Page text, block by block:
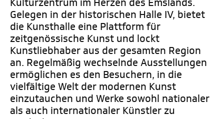
Kulturzentrum im Herzen des Emslands.
Gelegen in der historischen Halle IV, bietet
die Kunsthalle eine Plattform für
zeitgenössische Kunst und lockt
Kunstliebhaber aus der gesamten Region
an. Regelmäßig wechselnde Ausstellungen
ermöglichen es den Besuchern, in die
vielfältige Welt der modernen Kunst
einzutauchen und Werke sowohl nationaler
als auch internationaler Künstler zu